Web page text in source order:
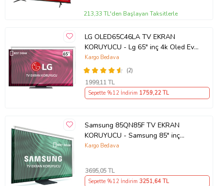
213,33 TL'den Başlayan Taksitlerle
LG OLED65C46LA TV EKRAN
KORUYUCU - Lg 65" inç 4k Oled Evo
Ekran Koruyucu
(2)
Kargo Bedava
1999,11 TL
Sepette %12 İndirim 1759,22 TL
Samsung 85QN85F TV EKRAN
KORUYUCU - Samsung 85" inç
214cm 216 Ekran Tv ekran Koruyucu
Kargo Bedava
3695,05 TL
Sepette %12 İndirim 3251,64 TL